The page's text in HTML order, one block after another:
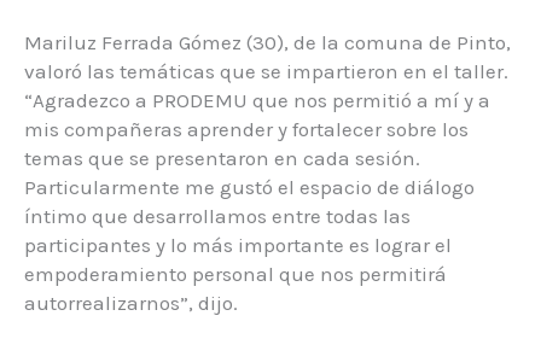
Mariluz Ferrada Gómez (30), de la comuna de Pinto,
valoró las temáticas que se impartieron en el taller.
“Agradezco a PRODEMU que nos permitió a mí y a
mis compañeras aprender y fortalecer sobre los
temas que se presentaron en cada sesión.
Particularmente me gustó el espacio de diálogo
íntimo que desarrollamos entre todas las
participantes y lo más importante es lograr el
empoderamiento personal que nos permitirá
autorrealizarnos”, dijo.